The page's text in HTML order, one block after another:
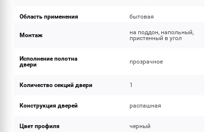
Область применения бытовая
Монтаж
на поддон, напольный,
пристенный в угол
Исполнение полотна
двери
прозрачное
Количество секций двери 1
Конструкция дверей распашная
Цвет профиля черный